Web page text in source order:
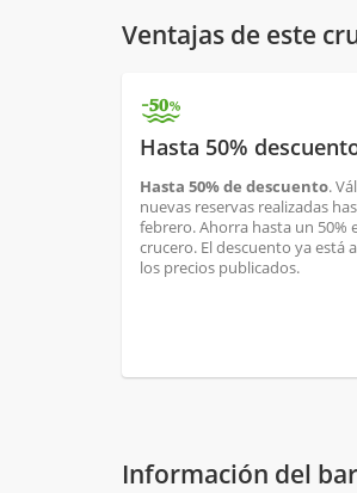
Ventajas de este
Hasta 50%
Hasta 50% de descuento.
nuevas reservas realizadas
febrero. Ahorra hasta un 50%
crucero. El descuento ya está
los precios publicados.
Información del